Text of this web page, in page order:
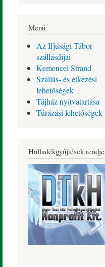
Menü
Az Ifjúsági Tábor
szállásdíjai
Kemencei Strand
Szállás- és étkezési
lehetőségek
Tájház nyitvatartása
Túrázási lehetőségek
Hulladékgyűjtések rendje